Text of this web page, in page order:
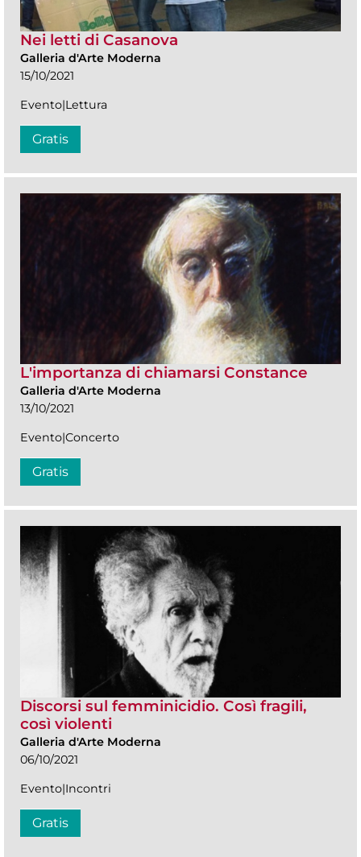
Nei letti di Casanova
Galleria d'Arte Moderna
15/10/2021
Evento|Lettura
Gratis
L'importanza di chiamarsi Constance
Galleria d'Arte Moderna
13/10/2021
Evento|Concerto
Gratis
Discorsi sul femminicidio. Così fragili,
così violenti
Galleria d'Arte Moderna
06/10/2021
Evento|Incontri
Gratis